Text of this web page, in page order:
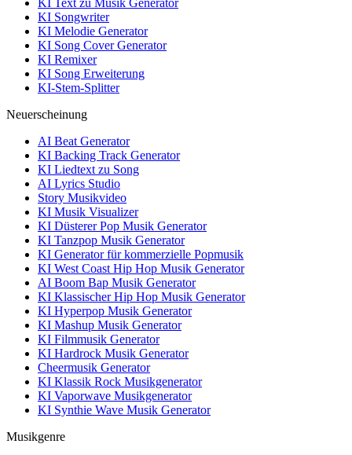
KI Text zu Musik Generator
KI Songwriter
KI Melodie Generator
KI Song Cover Generator
KI Remixer
KI Song Erweiterung
KI-Stem-Splitter
Neuerscheinung
AI Beat Generator
KI Backing Track Generator
KI Liedtext zu Song
AI Lyrics Studio
Story Musikvideo
KI Musik Visualizer
KI Düsterer Pop Musik Generator
KI Tanzpop Musik Generator
KI Generator für kommerzielle Popmusik
KI West Coast Hip Hop Musik Generator
AI Boom Bap Musik Generator
KI Klassischer Hip Hop Musik Generator
KI Hyperpop Musik Generator
KI Mashup Musik Generator
KI Filmmusik Generator
KI Hardrock Musik Generator
Cheermusik Generator
KI Klassik Rock Musikgenerator
KI Vaporwave Musikgenerator
KI Synthie Wave Musik Generator
Musikgenre